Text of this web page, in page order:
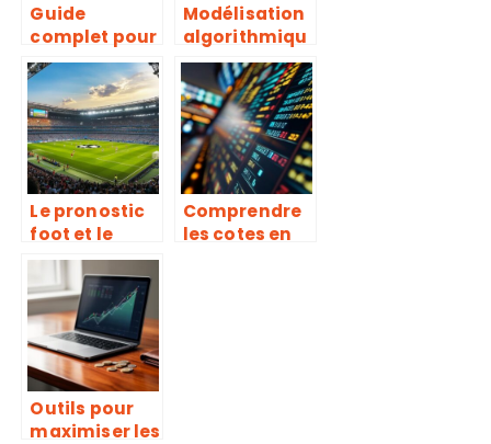
Guide
complet pour
suivre votre
parrainage
Betclic :
bonus et
confirmation
Modélisation
algorithmiqu
e des courses
: quelle
technique
mathématiqu
e utiliser pour
gagner le
quinté dans
l’ordre ?
Le pronostic
foot et le
match Naples
Juventus de
la Serie A :
analyse des
précédents
matchs à
domicile du
Napoli
Comprendre
les cotes en
Outils pour
maximiser les